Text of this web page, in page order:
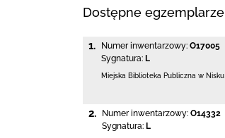
Dostępne egzemplarze
1. Numer inwentarzowy: O17005
Sygnatura: L
Miejska Biblioteka Publiczna w Nisku
2. Numer inwentarzowy: O14332
Sygnatura: L